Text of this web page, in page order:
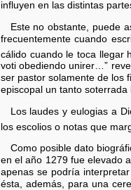
influyen en las distintas
Este no obstante, puede
frecuentemente cuando
cálido cuando le toca llegar
voti obediendo unirer…”
ser pastor solamente de los
episcopal un tanto
Los laudes y eulogias a
los escolios o notas que
Como posible dato
en el año 1279 fue elevado
apenas se podría
ésta, además, para una